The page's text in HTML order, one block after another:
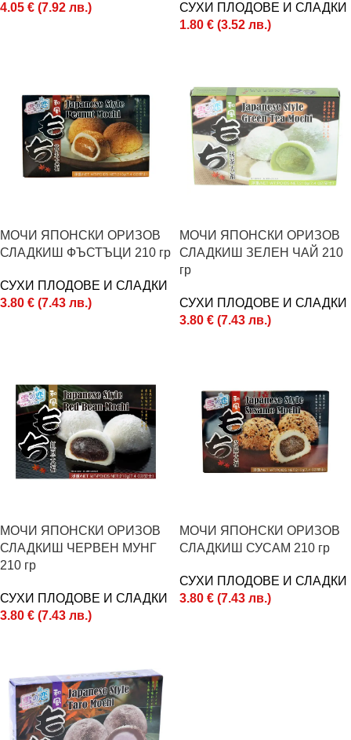
4.05 € (7.92 лв.)
СУХИ ПЛОДОВЕ И СЛАДКИ
1.80 € (3.52 лв.)
МОЧИ ЯПОНСКИ ОРИЗОВ
СЛАДКИШ ФЪСТЪЦИ 210 гр
СУХИ ПЛОДОВЕ И СЛАДКИ
3.80 € (7.43 лв.)
МОЧИ ЯПОНСКИ ОРИЗОВ
СЛАДКИШ ЗЕЛЕН ЧАЙ 210
гр
СУХИ ПЛОДОВЕ И СЛАДКИ
3.80 € (7.43 лв.)
МОЧИ ЯПОНСКИ ОРИЗОВ
СЛАДКИШ ЧЕРВЕН МУНГ
210 гр
СУХИ ПЛОДОВЕ И СЛАДКИ
3.80 € (7.43 лв.)
МОЧИ ЯПОНСКИ ОРИЗОВ
СЛАДКИШ СУСАМ 210 гр
СУХИ ПЛОДОВЕ И СЛАДКИ
3.80 € (7.43 лв.)